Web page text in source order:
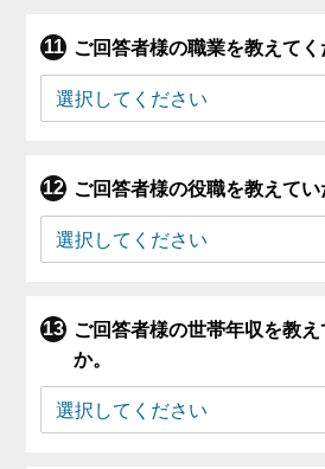
ご回答者様の職業を教えてく
ご回答者様の役職を教えてい
ご回答者様の世帯年収を教
か。